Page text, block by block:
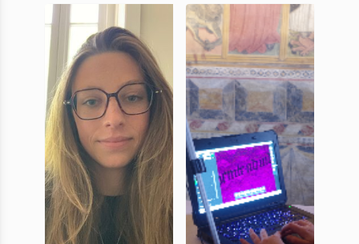
Juliette
Carrlet
Doctorante,
UniCA
Luca
Ballerini
doctorant
UniCA